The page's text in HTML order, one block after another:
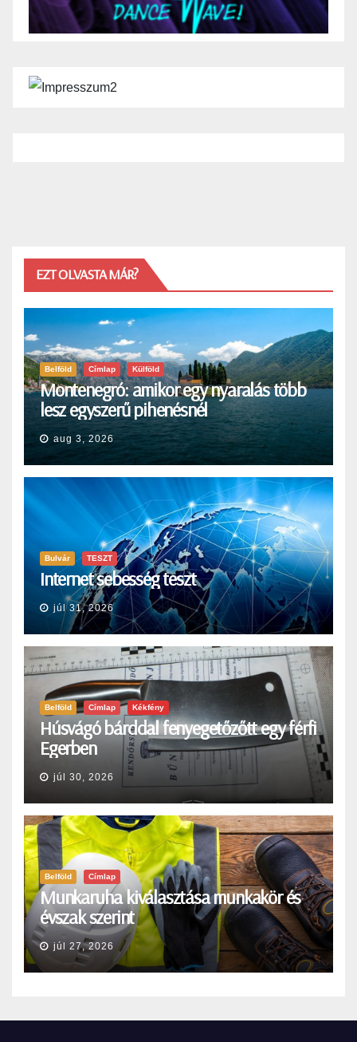
EZT OLVASTA MÁR?
Belföld Címlap Külföld
Montenegró: amikor egy nyaralás több
lesz egyszerű pihenésnél
aug 3, 2026
Bulvár TESZT
Internet sebesség teszt
júl 31, 2026
Belföld Címlap Kékfény
Húsvágó bárddal fenyegetőzőtt egy férfi
Egerben
júl 30, 2026
Belföld Címlap
Munkaruha kiválasztása munkakör és
évszak szerint
júl 27, 2026